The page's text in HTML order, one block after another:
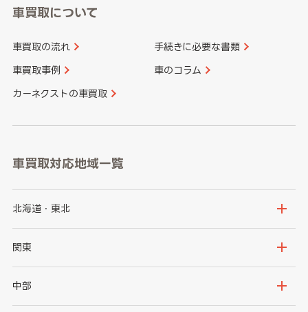
車買取について
車買取の流れ 手続きに必要な書類
車買取事例 車のコラム
カーネクストの車買取
車買取対応地域一覧
北海道・東北
北海道
岩手県
関東
茨城県
中部